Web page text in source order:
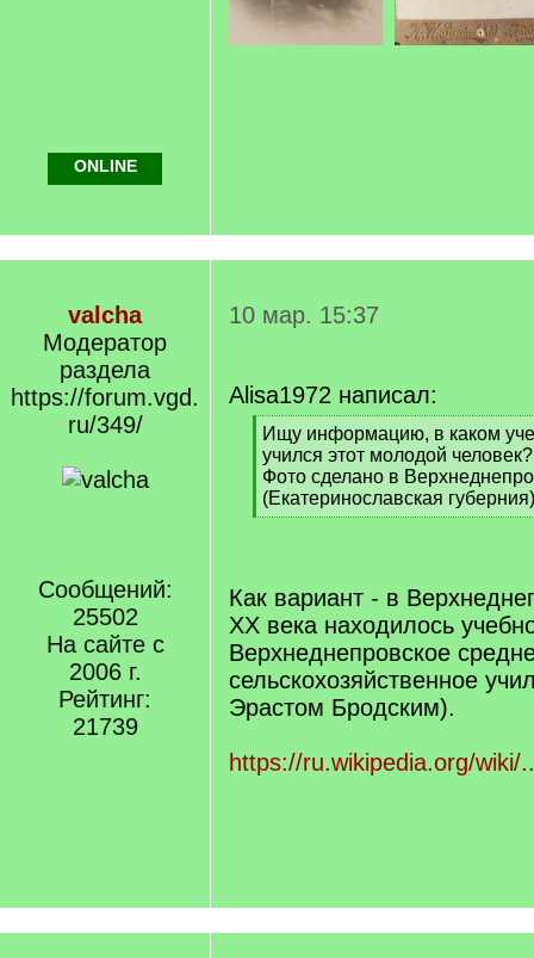
ONLINE
valcha
Модератор
раздела
https://forum.vgd.
ru/349/
Сообщений:
25502
На сайте с
2006 г.
Рейтинг:
21739
10 мар. 15:37
Alisa1972 написал:
[
q
]
Ищу информацию, в каком
учился этот молодой человек?
Фото сделано в
(Екатеринославская
[
Как вариант - в
XX века находилось
Верхнеднепровское
сельскохозяйственное
Эрастом Бродским).
https://ru.wikipedia.org/wiki/